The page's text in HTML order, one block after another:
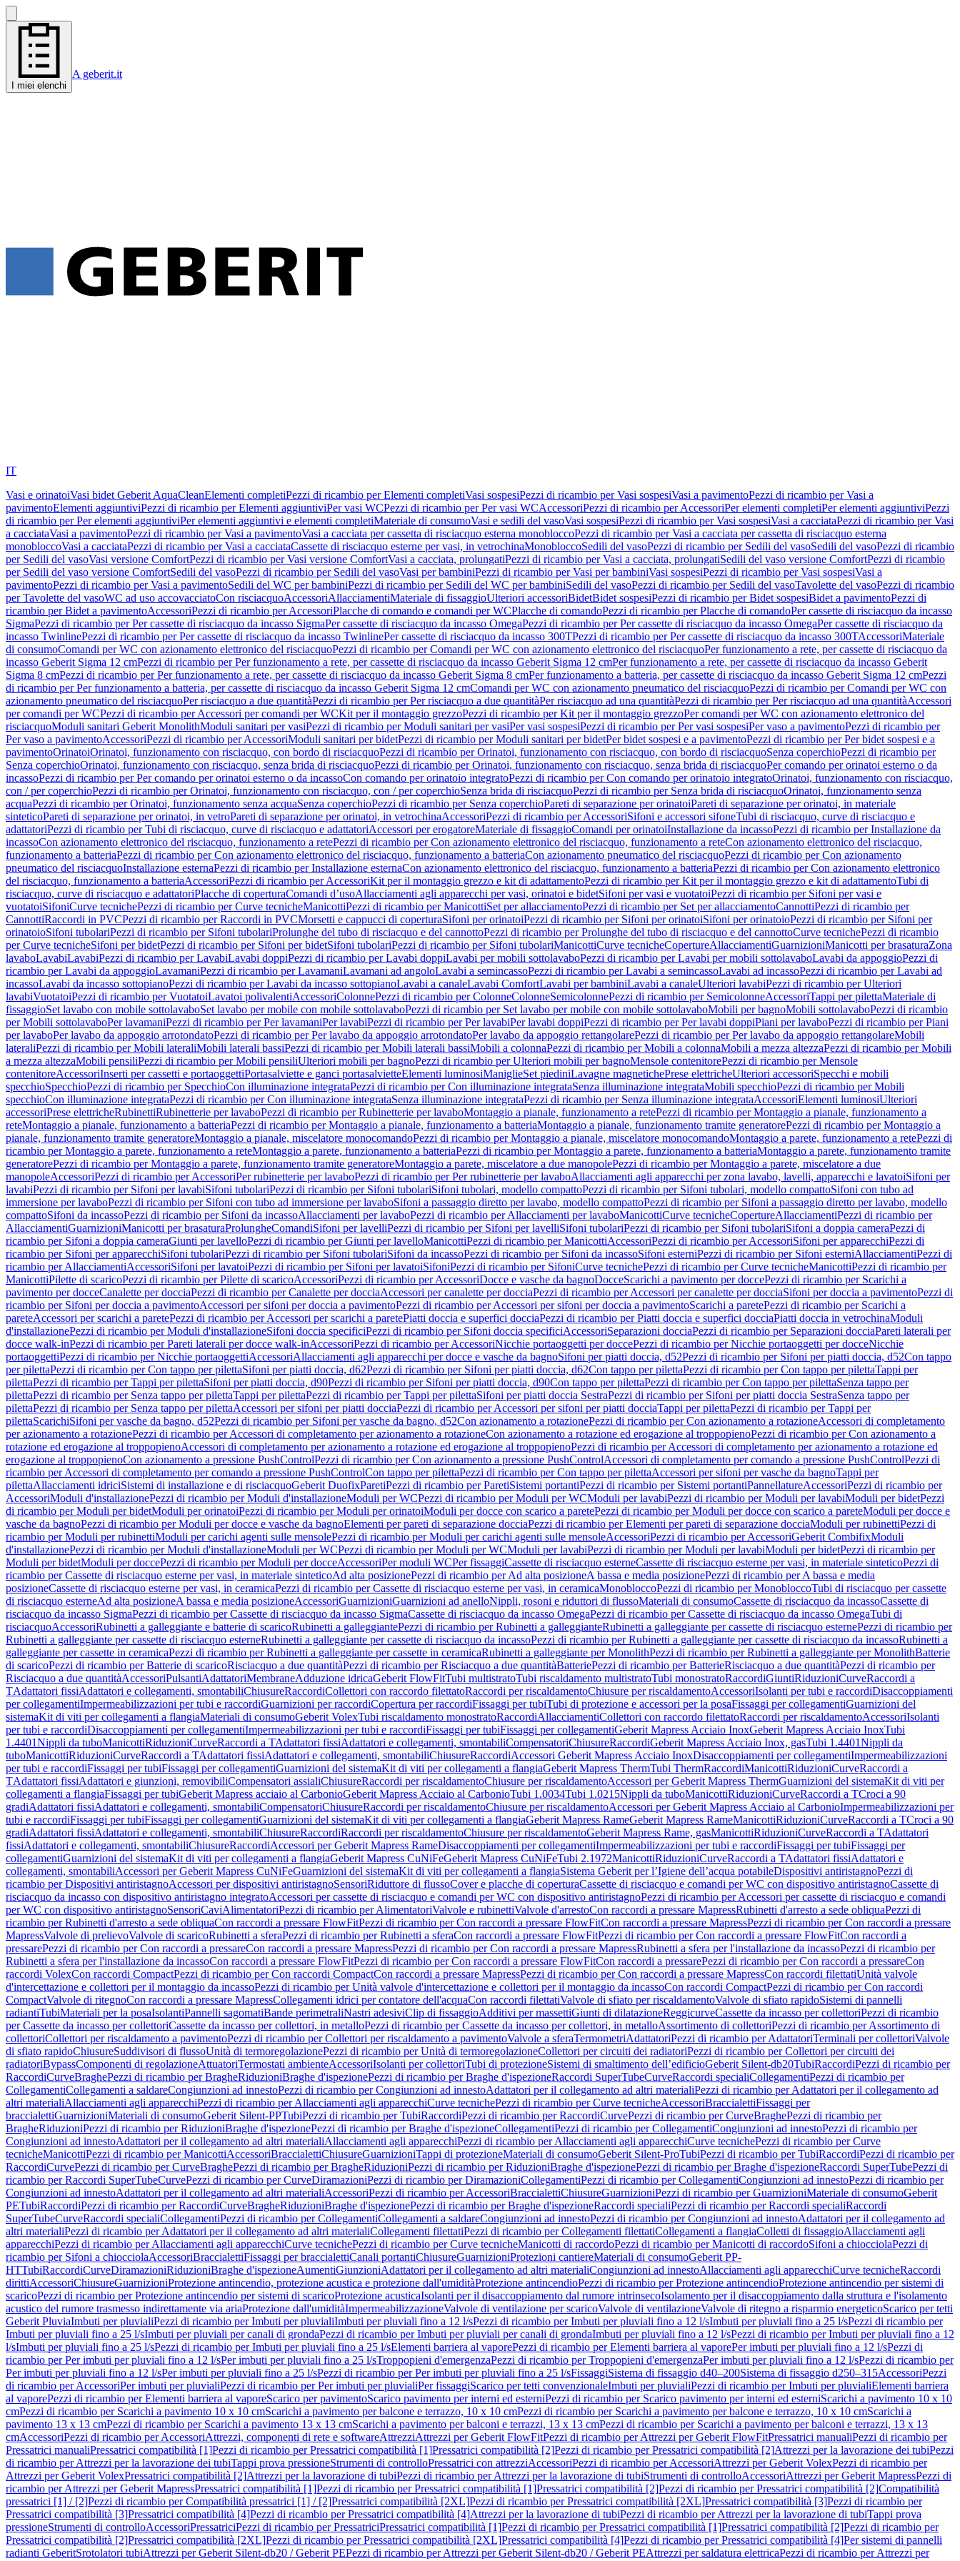
I miei elenchi
A geberit.it
IT
Vasi e orinatoiVasi bidet Geberit AquaCleanElementi completiPezzi di ricambio per Elementi completiVasi sospesiPezzi di ricambio per Vasi sospesiVasi a pavimentoPezzi di ricambio per Vasi a
pavimentoElementi aggiuntiviPezzi di ricambio per Elementi aggiuntiviPer vasi WCPezzi di ricambio per Per vasi WCAccessoriPezzi di ricambio per AccessoriPer elementi completiPer elementi aggiuntiviPezzi
di ricambio per Per elementi aggiuntiviPer elementi aggiuntivi e elementi completiMateriale di consumoVasi e sedili del vasoVasi sospesiPezzi di ricambio per Vasi sospesiVasi a cacciataPezzi di ricambio per Vasi
a cacciataVasi a pavimentoPezzi di ricambio per Vasi a pavimentoVasi a cacciata per cassetta di risciacquo esterna monobloccoPezzi di ricambio per Vasi a cacciata per cassetta di risciacquo esterna
monobloccoVasi a cacciataPezzi di ricambio per Vasi a cacciataCassette di risciacquo esterne per vasi, in vetrochinaMonobloccoSedili del vasoPezzi di ricambio per Sedili del vasoSedili del vasoPezzi di ricambio
per Sedili del vasoVasi versione ComfortPezzi di ricambio per Vasi versione ComfortVasi a cacciata, prolungatiPezzi di ricambio per Vasi a cacciata, prolungatiSedili del vaso versione ComfortPezzi di ricambio
per Sedili del vaso versione ComfortSedili del vasoPezzi di ricambio per Sedili del vasoVasi per bambiniPezzi di ricambio per Vasi per bambiniVasi sospesiPezzi di ricambio per Vasi sospesiVasi a
pavimentoPezzi di ricambio per Vasi a pavimentoSedili del WC per bambiniPezzi di ricambio per Sedili del WC per bambiniSedili del vasoPezzi di ricambio per Sedili del vasoTavolette del vasoPezzi di ricambio
per Tavolette del vasoWC ad uso accovacciatoCon risciacquoAccessoriAllacciamentiMateriale di fissaggioUlteriori accessoriBidetBidet sospesiPezzi di ricambio per Bidet sospesiBidet a pavimentoPezzi di
ricambio per Bidet a pavimentoAccessoriPezzi di ricambio per AccessoriPlacche di comando e comandi per WCPlacche di comandoPezzi di ricambio per Placche di comandoPer cassette di risciacquo da incasso
SigmaPezzi di ricambio per Per cassette di risciacquo da incasso SigmaPer cassette di risciacquo da incasso OmegaPezzi di ricambio per Per cassette di risciacquo da incasso OmegaPer cassette di risciacquo da
incasso TwinlinePezzi di ricambio per Per cassette di risciacquo da incasso TwinlinePer cassette di risciacquo da incasso 300TPezzi di ricambio per Per cassette di risciacquo da incasso 300TAccessoriMateriale
di consumoComandi per WC con azionamento elettronico del risciacquoPezzi di ricambio per Comandi per WC con azionamento elettronico del risciacquoPer funzionamento a rete, per cassette di risciacquo da
incasso Geberit Sigma 12 cmPezzi di ricambio per Per funzionamento a rete, per cassette di risciacquo da incasso Geberit Sigma 12 cmPer funzionamento a rete, per cassette di risciacquo da incasso Geberit
Sigma 8 cmPezzi di ricambio per Per funzionamento a rete, per cassette di risciacquo da incasso Geberit Sigma 8 cmPer funzionamento a batteria, per cassette di risciacquo da incasso Geberit Sigma 12 cmPezzi
di ricambio per Per funzionamento a batteria, per cassette di risciacquo da incasso Geberit Sigma 12 cmComandi per WC con azionamento pneumatico del risciacquoPezzi di ricambio per Comandi per WC con
azionamento pneumatico del risciacquoPer risciacquo a due quantitàPezzi di ricambio per Per risciacquo a due quantitàPer risciacquo ad una quantitàPezzi di ricambio per Per risciacquo ad una quantitàAccessori
per comandi per WCPezzi di ricambio per Accessori per comandi per WCKit per il montaggio grezzoPezzi di ricambio per Kit per il montaggio grezzoPer comandi per WC con azionamento elettronico del
risciacquoModuli sanitari Geberit MonolithModuli sanitari per vasiPezzi di ricambio per Moduli sanitari per vasiPer vasi sospesiPezzi di ricambio per Per vasi sospesiPer vaso a pavimentoPezzi di ricambio per
Per vaso a pavimentoAccessoriPezzi di ricambio per AccessoriModuli sanitari per bidetPezzi di ricambio per Moduli sanitari per bidetPer bidet sospesi e a pavimentoPezzi di ricambio per Per bidet sospesi e a
pavimentoOrinatoiOrinatoi, funzionamento con risciacquo, con bordo di risciacquoPezzi di ricambio per Orinatoi, funzionamento con risciacquo, con bordo di risciacquoSenza coperchioPezzi di ricambio per
Senza coperchioOrinatoi, funzionamento con risciacquo, senza brida di risciacquoPezzi di ricambio per Orinatoi, funzionamento con risciacquo, senza brida di risciacquoPer comando per orinatoi esterno o da
incassoPezzi di ricambio per Per comando per orinatoi esterno o da incassoCon comando per orinatoio integratoPezzi di ricambio per Con comando per orinatoio integratoOrinatoi, funzionamento con risciacquo,
con / per coperchioPezzi di ricambio per Orinatoi, funzionamento con risciacquo, con / per coperchioSenza brida di risciacquoPezzi di ricambio per Senza brida di risciacquoOrinatoi, funzionamento senza
acquaPezzi di ricambio per Orinatoi, funzionamento senza acquaSenza coperchioPezzi di ricambio per Senza coperchioPareti di separazione per orinatoiPareti di separazione per orinatoi, in materiale
sinteticoPareti di separazione per orinatoi, in vetroPareti di separazione per orinatoi, in vetrochinaAccessoriPezzi di ricambio per AccessoriSifoni e accessori sifoneTubi di risciacquo, curve di risciacquo e
adattatoriPezzi di ricambio per Tubi di risciacquo, curve di risciacquo e adattatoriAccessori per erogatoreMateriale di fissaggioComandi per orinatoiInstallazione da incassoPezzi di ricambio per Installazione da
incassoCon azionamento elettronico del risciacquo, funzionamento a retePezzi di ricambio per Con azionamento elettronico del risciacquo, funzionamento a reteCon azionamento elettronico del risciacquo,
funzionamento a batteriaPezzi di ricambio per Con azionamento elettronico del risciacquo, funzionamento a batteriaCon azionamento pneumatico del risciacquoPezzi di ricambio per Con azionamento
pneumatico del risciacquoInstallazione esternaPezzi di ricambio per Installazione esternaCon azionamento elettronico del risciacquo, funzionamento a batteriaPezzi di ricambio per Con azionamento elettronico
del risciacquo, funzionamento a batteriaAccessoriPezzi di ricambio per AccessoriKit per il montaggio grezzo e kit di adattamentoPezzi di ricambio per Kit per il montaggio grezzo e kit di adattamentoTubi di
risciacquo, curve di risciacquo e adattatoriPlacche di coperturaComandi d’usoAllacciamenti agli apparecchi per vasi, orinatoi e bidetSifoni per vasi e vuotatoiPezzi di ricambio per Sifoni per vasi e
vuotatoiSifoniCurve tecnichePezzi di ricambio per Curve tecnicheManicottiPezzi di ricambio per ManicottiSet per allacciamentoPezzi di ricambio per Set per allacciamentoCannottiPezzi di ricambio per
CannottiRaccordi in PVCPezzi di ricambio per Raccordi in PVCMorsetti e cappucci di coperturaSifoni per orinatoiPezzi di ricambio per Sifoni per orinatoiSifoni per orinatoioPezzi di ricambio per Sifoni per
orinatoioSifoni tubolariPezzi di ricambio per Sifoni tubolariProlunghe del tubo di risciacquo e del cannottoPezzi di ricambio per Prolunghe del tubo di risciacquo e del cannottoCurve tecnichePezzi di ricambio
per Curve tecnicheSifoni per bidetPezzi di ricambio per Sifoni per bidetSifoni tubolariPezzi di ricambio per Sifoni tubolariManicottiCurve tecnicheCopertureAllacciamentiGuarnizioniManicotti per brasaturaZona
lavaboLavabiLavabiPezzi di ricambio per LavabiLavabi doppiPezzi di ricambio per Lavabi doppiLavabi per mobili sottolavaboPezzi di ricambio per Lavabi per mobili sottolavaboLavabi da appoggioPezzi di
ricambio per Lavabi da appoggioLavamaniPezzi di ricambio per LavamaniLavamani ad angoloLavabi a semincassoPezzi di ricambio per Lavabi a semincassoLavabi ad incassoPezzi di ricambio per Lavabi ad
incassoLavabi da incasso sottopianoPezzi di ricambio per Lavabi da incasso sottopianoLavabi a canaleLavabi ComfortLavabi per bambiniLavabi a canaleUlteriori lavabiPezzi di ricambio per Ulteriori
lavabiVuotatoiPezzi di ricambio per VuotatoiLavatoi polivalentiAccessoriColonnePezzi di ricambio per ColonneColonneSemicolonnePezzi di ricambio per SemicolonneAccessoriTappi per pilettaMateriale di
fissaggioSet lavabo con mobile sottolavaboSet lavabo per mobile con mobile sottolavaboPezzi di ricambio per Set lavabo per mobile con mobile sottolavaboMobili per bagnoMobili sottolavaboPezzi di ricambio
per Mobili sottolavaboPer lavamaniPezzi di ricambio per Per lavamaniPer lavabiPezzi di ricambio per Per lavabiPer lavabi doppiPezzi di ricambio per Per lavabi doppiPiani per lavaboPezzi di ricambio per Piani
per lavaboPer lavabo da appoggio arrotondatoPezzi di ricambio per Per lavabo da appoggio arrotondatoPer lavabo da appoggio rettangolarePezzi di ricambio per Per lavabo da appoggio rettangolareMobili
lateraliPezzi di ricambio per Mobili lateraliMobili laterali bassiPezzi di ricambio per Mobili laterali bassiMobili a colonnaPezzi di ricambio per Mobili a colonnaMobili a mezza altezzaPezzi di ricambio per Mobili
a mezza altezzaMobili pensiliPezzi di ricambio per Mobili pensiliUlteriori mobili per bagnoPezzi di ricambio per Ulteriori mobili per bagnoMensole contenitorePezzi di ricambio per Mensole
contenitoreAccessoriInserti per cassetti e portaoggettiPortasalviette e ganci portasalvietteElementi luminosiManiglieSet piediniLavagne magnetichePrese elettricheUlteriori accessoriSpecchi e mobili
specchioSpecchioPezzi di ricambio per SpecchioCon illuminazione integrataPezzi di ricambio per Con illuminazione integrataSenza illuminazione integrataMobili specchioPezzi di ricambio per Mobili
specchioCon illuminazione integrataPezzi di ricambio per Con illuminazione integrataSenza illuminazione integrataPezzi di ricambio per Senza illuminazione integrataAccessoriElementi luminosiUlteriori
accessoriPrese elettricheRubinettiRubinetterie per lavaboPezzi di ricambio per Rubinetterie per lavaboMontaggio a pianale, funzionamento a retePezzi di ricambio per Montaggio a pianale, funzionamento a
reteMontaggio a pianale, funzionamento a batteriaPezzi di ricambio per Montaggio a pianale, funzionamento a batteriaMontaggio a pianale, funzionamento tramite generatorePezzi di ricambio per Montaggio a
pianale, funzionamento tramite generatoreMontaggio a pianale, miscelatore monocomandoPezzi di ricambio per Montaggio a pianale, miscelatore monocomandoMontaggio a parete, funzionamento a retePezzi di
ricambio per Montaggio a parete, funzionamento a reteMontaggio a parete, funzionamento a batteriaPezzi di ricambio per Montaggio a parete, funzionamento a batteriaMontaggio a parete, funzionamento tramite
generatorePezzi di ricambio per Montaggio a parete, funzionamento tramite generatoreMontaggio a parete, miscelatore a due manopolePezzi di ricambio per Montaggio a parete, miscelatore a due
manopoleAccessoriPezzi di ricambio per AccessoriPer rubinetterie per lavaboPezzi di ricambio per Per rubinetterie per lavaboAllacciamenti agli apparecchi per zona lavabo, lavelli, apparecchi e lavatoiSifoni per
lavabiPezzi di ricambio per Sifoni per lavabiSifoni tubolariPezzi di ricambio per Sifoni tubolariSifoni tubolari, modello compattoPezzi di ricambio per Sifoni tubolari, modello compattoSifoni con tubo ad
immersione per lavaboPezzi di ricambio per Sifoni con tubo ad immersione per lavaboSifoni a passaggio diretto per lavabo, modello compattoPezzi di ricambio per Sifoni a passaggio diretto per lavabo, modello
compattoSifoni da incassoPezzi di ricambio per Sifoni da incassoAllacciamenti per lavaboPezzi di ricambio per Allacciamenti per lavaboManicottiCurve tecnicheCopertureAllacciamentiPezzi di ricambio per
AllacciamentiGuarnizioniManicotti per brasaturaProlungheComandiSifoni per lavelliPezzi di ricambio per Sifoni per lavelliSifoni tubolariPezzi di ricambio per Sifoni tubolariSifoni a doppia cameraPezzi di
ricambio per Sifoni a doppia cameraGiunti per lavelloPezzi di ricambio per Giunti per lavelloManicottiPezzi di ricambio per ManicottiAccessoriPezzi di ricambio per AccessoriSifoni per apparecchiPezzi di
ricambio per Sifoni per apparecchiSifoni tubolariPezzi di ricambio per Sifoni tubolariSifoni da incassoPezzi di ricambio per Sifoni da incassoSifoni esterniPezzi di ricambio per Sifoni esterniAllacciamentiPezzi di
ricambio per AllacciamentiAccessoriSifoni per lavatoiPezzi di ricambio per Sifoni per lavatoiSifoniPezzi di ricambio per SifoniCurve tecnichePezzi di ricambio per Curve tecnicheManicottiPezzi di ricambio per
ManicottiPilette di scaricoPezzi di ricambio per Pilette di scaricoAccessoriPezzi di ricambio per AccessoriDocce e vasche da bagnoDocceScarichi a pavimento per doccePezzi di ricambio per Scarichi a
pavimento per docceCanalette per docciaPezzi di ricambio per Canalette per docciaAccessori per canalette per docciaPezzi di ricambio per Accessori per canalette per docciaSifoni per doccia a pavimentoPezzi di
ricambio per Sifoni per doccia a pavimentoAccessori per sifoni per doccia a pavimentoPezzi di ricambio per Accessori per sifoni per doccia a pavimentoScarichi a paretePezzi di ricambio per Scarichi a
pareteAccessori per scarichi a paretePezzi di ricambio per Accessori per scarichi a paretePiatti doccia e superfici docciaPezzi di ricambio per Piatti doccia e superfici docciaPiatti doccia in vetrochinaModuli
d'installazionePezzi di ricambio per Moduli d'installazioneSifoni doccia specificiPezzi di ricambio per Sifoni doccia specificiAccessoriSeparazioni docciaPezzi di ricambio per Separazioni docciaPareti laterali per
docce walk-inPezzi di ricambio per Pareti laterali per docce walk-inAccessoriPezzi di ricambio per AccessoriNicchie portaoggetti per doccePezzi di ricambio per Nicchie portaoggetti per docceNicchie
portaoggettiPezzi di ricambio per Nicchie portaoggettiAccessoriAllacciamenti agli apparecchi per docce e vasche da bagnoSifoni per piatti doccia, d52Pezzi di ricambio per Sifoni per piatti doccia, d52Con tappo
per pilettaPezzi di ricambio per Con tappo per pilettaSifoni per piatti doccia, d62Pezzi di ricambio per Sifoni per piatti doccia, d62Con tappo per pilettaPezzi di ricambio per Con tappo per pilettaTappi per
pilettaPezzi di ricambio per Tappi per pilettaSifoni per piatti doccia, d90Pezzi di ricambio per Sifoni per piatti doccia, d90Con tappo per pilettaPezzi di ricambio per Con tappo per pilettaSenza tappo per
pilettaPezzi di ricambio per Senza tappo per pilettaTappi per pilettaPezzi di ricambio per Tappi per pilettaSifoni per piatti doccia SestraPezzi di ricambio per Sifoni per piatti doccia SestraSenza tappo per
pilettaPezzi di ricambio per Senza tappo per pilettaAccessori per sifoni per piatti docciaPezzi di ricambio per Accessori per sifoni per piatti docciaTappi per pilettaPezzi di ricambio per Tappi per
pilettaScarichiSifoni per vasche da bagno, d52Pezzi di ricambio per Sifoni per vasche da bagno, d52Con azionamento a rotazionePezzi di ricambio per Con azionamento a rotazioneAccessori di completamento
per azionamento a rotazionePezzi di ricambio per Accessori di completamento per azionamento a rotazioneCon azionamento a rotazione ed erogazione al troppopienoPezzi di ricambio per Con azionamento a
rotazione ed erogazione al troppopienoAccessori di completamento per azionamento a rotazione ed erogazione al troppopienoPezzi di ricambio per Accessori di completamento per azionamento a rotazione ed
erogazione al troppopienoCon azionamento a pressione PushControlPezzi di ricambio per Con azionamento a pressione PushControlAccessori di completamento per comando a pressione PushControlPezzi di
ricambio per Accessori di completamento per comando a pressione PushControlCon tappo per pilettaPezzi di ricambio per Con tappo per pilettaAccessori per sifoni per vasche da bagnoTappi per
pilettaAllacciamenti idriciSistemi di installazione e di risciacquoGeberit DuofixParetiPezzi di ricambio per ParetiSistemi portantiPezzi di ricambio per Sistemi portantiPannellatureAccessoriPezzi di ricambio per
AccessoriModuli d'installazionePezzi di ricambio per Moduli d'installazioneModuli per WCPezzi di ricambio per Moduli per WCModuli per lavabiPezzi di ricambio per Moduli per lavabiModuli per bidetPezzi
di ricambio per Moduli per bidetModuli per orinatoiPezzi di ricambio per Moduli per orinatoiModuli per docce con scarico a paretePezzi di ricambio per Moduli per docce con scarico a pareteModuli per docce e
vasche da bagnoPezzi di ricambio per Moduli per docce e vasche da bagnoElementi per pareti di separazione docciaPezzi di ricambio per Elementi per pareti di separazione docciaModuli per rubinettiPezzi di
ricambio per Moduli per rubinettiModuli per carichi agenti sulle mensolePezzi di ricambio per Moduli per carichi agenti sulle mensoleAccessoriPezzi di ricambio per AccessoriGeberit CombifixModuli
d'installazionePezzi di ricambio per Moduli d'installazioneModuli per WCPezzi di ricambio per Moduli per WCModuli per lavabiPezzi di ricambio per Moduli per lavabiModuli per bidetPezzi di ricambio per
Moduli per bidetModuli per doccePezzi di ricambio per Moduli per docceAccessoriPer moduli WCPer fissaggiCassette di risciacquo esterneCassette di risciacquo esterne per vasi, in materiale sinteticoPezzi di
ricambio per Cassette di risciacquo esterne per vasi, in materiale sinteticoAd alta posizionePezzi di ricambio per Ad alta posizioneA bassa e media posizionePezzi di ricambio per A bassa e media
posizioneCassette di risciacquo esterne per vasi, in ceramicaPezzi di ricambio per Cassette di risciacquo esterne per vasi, in ceramicaMonobloccoPezzi di ricambio per MonobloccoTubi di risciacquo per cassette
di risciacquo esterneAd alta posizioneA bassa e media posizioneAccessoriGuarnizioniGuarnizioni ad anelloNippli, rosoni e riduttori di flussoMateriali di consumoCassette di risciacquo da incassoCassette di
risciacquo da incasso SigmaPezzi di ricambio per Cassette di risciacquo da incasso SigmaCassette di risciacquo da incasso OmegaPezzi di ricambio per Cassette di risciacquo da incasso OmegaTubi di
risciacquoAccessoriRubinetti a galleggiante e batterie di scaricoRubinetti a galleggiantePezzi di ricambio per Rubinetti a galleggianteRubinetti a galleggiante per cassette di risciacquo esternePezzi di ricambio per
Rubinetti a galleggiante per cassette di risciacquo esterneRubinetti a galleggiante per cassette di risciacquo da incassoPezzi di ricambio per Rubinetti a galleggiante per cassette di risciacquo da incassoRubinetti a
galleggiante per cassette in ceramicaPezzi di ricambio per Rubinetti a galleggiante per cassette in ceramicaRubinetti a galleggiante per MonolithPezzi di ricambio per Rubinetti a galleggiante per MonolithBatterie
di scaricoPezzi di ricambio per Batterie di scaricoRisciacquo a due quantitàPezzi di ricambio per Risciacquo a due quantitàBatteriePezzi di ricambio per BatterieRisciacquo a due quantitàPezzi di ricambio per
Risciacquo a due quantitàAccessoriPulsantiAdattatoriMembraneAdduzione idricaGeberit FlowFitTubi multistratoTubi riscaldamento multistratoTubi monostratoRaccordiGiuntiRiduzioniCurveRaccordi a
TAdattatori fissiAdattatori e collegamenti, smontabiliChiusureRaccordiCollettori con raccordo filettatoRaccordi per riscaldamentoChiusure per riscaldamentoAccessoriIsolanti per tubi e raccordiDisaccoppiamenti
per collegamentiImpermeabilizzazioni per tubi e raccordiGuarnizioni per raccordiCopertura per raccordiFissaggi per tubiTubi di protezione e accessori per la posaFissaggi per collegamentiGuarnizioni del
sistemaKit di viti per collegamenti a flangiaMateriali di consumoGeberit VolexTubi riscaldamento monostratoRaccordiAllacciamentiCollettori con raccordo filettatoRaccordi per riscaldamentoAccessoriIsolanti
per tubi e raccordiDisaccoppiamenti per collegamentiImpermeabilizzazioni per tubi e raccordiFissaggi per tubiFissaggi per collegamentiGeberit Mapress Acciaio InoxGeberit Mapress Acciaio InoxTubi
1.4401Nippli da tuboManicottiRiduzioniCurveRaccordi a TAdattatori fissiAdattatori e collegamenti, smontabiliCompensatoriChiusureRaccordiGeberit Mapress Acciaio Inox, gasTubi 1.4401Nippli da
tuboManicottiRiduzioniCurveRaccordi a TAdattatori fissiAdattatori e collegamenti, smontabiliChiusureRaccordiAccessori Geberit Mapress Acciaio InoxDisaccoppiamenti per collegamentiImpermeabilizzazioni
per tubi e raccordiFissaggi per tubiFissaggi per collegamentiGuarnizioni del sistemaKit di viti per collegamenti a flangiaGeberit Mapress ThermTubi ThermRaccordiManicottiRiduzioniCurveRaccordi a
TAdattatori fissiAdattatori e giunzioni, removibiliCompensatori assialiChiusureRaccordi per riscaldamentoChiusure per riscaldamentoAccessori per Geberit Mapress ThermGuarnizioni del sistemaKit di viti per
collegamenti a flangiaFissaggi per tubiGeberit Mapress acciaio al CarbonioGeberit Mapress Acciaio al CarbonioTubi 1.0034Tubi 1.0215Nippli da tuboManicottiRiduzioniCurveRaccordi a TCroci a 90
gradiAdattatori fissiAdattatori e collegamenti, smontabiliCompensatoriChiusureRaccordi per riscaldamentoChiusure per riscaldamentoAccessori per Geberit Mapress Acciaio al CarbonioImpermeabilizzazioni per
tubi e raccordiFissaggi per tubiFissaggi per collegamentiGuarnizioni del sistemaKit di viti per collegamenti a flangiaGeberit Mapress RameGeberit Mapress RameManicottiRiduzioniCurveRaccordi a TCroci a 90
gradiAdattatori fissiAdattatori e collegamenti, smontabiliChiusureRaccordiRaccordi per riscaldamentoChiusure per riscaldamentoGeberit Mapress Rame, gasManicottiRiduzioniCurveRaccordi a TAdattatori
fissiAdattatori e collegamenti, smontabiliChiusureRaccordiAccessori per Geberit Mapress RameDisaccoppiamenti per collegamentiImpermeabilizzazioni per tubi e raccordiFissaggi per tubiFissaggi per
collegamentiGuarnizioni del sistemaKit di viti per collegamenti a flangiaGeberit Mapress CuNiFeGeberit Mapress CuNiFeTubi 2.1972ManicottiRiduzioniCurveRaccordi a TAdattatori fissiAdattatori e
collegamenti, smontabiliAccessori per Geberit Mapress CuNiFeGuarnizioni del sistemaKit di viti per collegamenti a flangiaSistema Geberit per l’Igiene dell’acqua potabileDispositivi antiristagnoPezzi di
ricambio per Dispositivi antiristagnoAccessori per dispositivi antiristagnoSensoriRiduttore di flussoCover e placche di coperturaCassette di risciacquo e comandi per WC con dispositivo antiristagnoCassette di
risciacquo da incasso con dispositivo antiristagno integratoAccessori per cassette di risciacquo e comandi per WC con dispositivo antiristagnoPezzi di ricambio per Accessori per cassette di risciacquo e comandi
per WC con dispositivo antiristagnoSensoriCaviAlimentatoriPezzi di ricambio per AlimentatoriValvole e rubinettiValvole d'arrestoCon raccordi a pressare MapressRubinetti d'arresto a sede obliquaPezzi di
ricambio per Rubinetti d'arresto a sede obliquaCon raccordi a pressare FlowFitPezzi di ricambio per Con raccordi a pressare FlowFitCon raccordi a pressare MapressPezzi di ricambio per Con raccordi a pressare
MapressValvole di prelievoValvole di scaricoRubinetti a sferaPezzi di ricambio per Rubinetti a sferaCon raccordi a pressare FlowFitPezzi di ricambio per Con raccordi a pressare FlowFitCon raccordi a
pressarePezzi di ricambio per Con raccordi a pressareCon raccordi a pressare MapressPezzi di ricambio per Con raccordi a pressare MapressRubinetti a sfera per l'installazione da incassoPezzi di ricambio per
Rubinetti a sfera per l'installazione da incassoCon raccordi a pressare FlowFitPezzi di ricambio per Con raccordi a pressare FlowFitCon raccordi a pressarePezzi di ricambio per Con raccordi a pressareCon
raccordi VolexCon raccordi CompactPezzi di ricambio per Con raccordi CompactCon raccordi a pressare MapressPezzi di ricambio per Con raccordi a pressare MapressCon raccordi filettatiUnità valvole
d'intercettazione e collettori per il montaggio da incassoPezzi di ricambio per Unità valvole d'intercettazione e collettori per il montaggio da incassoCon raccordi CompactPezzi di ricambio per Con raccordi
CompactValvole di ritegnoCon raccordi a pressare MapressCollegamenti idrici per contatore dell'acquaCon raccordi filettatiValvole di sfiato per riscaldamentoValvole di sfiato rapidoSistemi di pannelli
radiantiTubiMateriali per la posaIsolantiPannelli sagomatiBande perimetraliNastri adesiviClip di fissaggioAdditivi per massettiGiunti di dilatazioneReggicurveCassette da incasso per collettoriPezzi di ricambio
per Cassette da incasso per collettoriCassette da incasso per collettori, in metalloPezzi di ricambio per Cassette da incasso per collettori, in metalloAssortimento di collettoriPezzi di ricambio per Assortimento di
collettoriCollettori per riscaldamento a pavimentoPezzi di ricambio per Collettori per riscaldamento a pavimentoValvole a sferaTermometriAdattatoriPezzi di ricambio per AdattatoriTerminali per collettoriValvole
di sfiato rapidoChiusureSuddivisori di flussoUnità di termoregolazionePezzi di ricambio per Unità di termoregolazioneCollettori per circuiti dei radiatoriPezzi di ricambio per Collettori per circuiti dei
radiatoriBypassComponenti di regolazioneAttuatoriTermostati ambienteAccessoriIsolanti per collettoriTubi di protezioneSistemi di smaltimento dell’edificioGeberit Silent-db20TubiRaccordiPezzi di ricambio per
RaccordiCurveBraghePezzi di ricambio per BragheRiduzioniBraghe d'ispezionePezzi di ricambio per Braghe d'ispezioneRaccordi SuperTubeCurveRaccordi specialiCollegamentiPezzi di ricambio per
CollegamentiCollegamenti a saldareCongiunzioni ad innestoPezzi di ricambio per Congiunzioni ad innestoAdattatori per il collegamento ad altri materialiPezzi di ricambio per Adattatori per il collegamento ad
altri materialiAllacciamenti agli apparecchiPezzi di ricambio per Allacciamenti agli apparecchiCurve tecnichePezzi di ricambio per Curve tecnicheAccessoriBraccialettiFissaggi per
braccialettiGuarnizioniMateriali di consumoGeberit Silent-PPTubiPezzi di ricambio per TubiRaccordiPezzi di ricambio per RaccordiCurvePezzi di ricambio per CurveBraghePezzi di ricambio per
BragheRiduzioniPezzi di ricambio per RiduzioniBraghe d'ispezionePezzi di ricambio per Braghe d'ispezioneCollegamentiPezzi di ricambio per CollegamentiCongiunzioni ad innestoPezzi di ricambio per
Congiunzioni ad innestoAdattatori per il collegamento ad altri materialiAllacciamenti agli apparecchiPezzi di ricambio per Allacciamenti agli apparecchiCurve tecnichePezzi di ricambio per Curve
tecnicheManicottiPezzi di ricambio per ManicottiAccessoriBraccialettiChiusureGuarnizioniTappi di protezioneMateriali di consumoGeberit Silent-ProTubiPezzi di ricambio per TubiRaccordiPezzi di ricambio per
RaccordiCurvePezzi di ricambio per CurveBraghePezzi di ricambio per BragheRiduzioniPezzi di ricambio per RiduzioniBraghe d'ispezionePezzi di ricambio per Braghe d'ispezioneRaccordi SuperTubePezzi di
ricambio per Raccordi SuperTubeCurvePezzi di ricambio per CurveDiramazioniPezzi di ricambio per DiramazioniCollegamentiPezzi di ricambio per CollegamentiCongiunzioni ad innestoPezzi di ricambio per
Congiunzioni ad innestoAdattatori per il collegamento ad altri materialiAccessoriPezzi di ricambio per AccessoriBraccialettiChiusureGuarnizioniPezzi di ricambio per GuarnizioniMateriale di consumoGeberit
PETubiRaccordiPezzi di ricambio per RaccordiCurveBragheRiduzioniBraghe d'ispezionePezzi di ricambio per Braghe d'ispezioneRaccordi specialiPezzi di ricambio per Raccordi specialiRaccordi
SuperTubeCurveRaccordi specialiCollegamentiPezzi di ricambio per CollegamentiCollegamenti a saldareCongiunzioni ad innestoPezzi di ricambio per Congiunzioni ad innestoAdattatori per il collegamento ad
altri materialiPezzi di ricambio per Adattatori per il collegamento ad altri materialiCollegamenti filettatiPezzi di ricambio per Collegamenti filettatiCollegamenti a flangiaColletti di fissaggioAllacciamenti agli
apparecchiPezzi di ricambio per Allacciamenti agli apparecchiCurve tecnichePezzi di ricambio per Curve tecnicheManicotti di raccordoPezzi di ricambio per Manicotti di raccordoSifoni a chiocciolaPezzi di
ricambio per Sifoni a chiocciolaAccessoriBraccialettiFissaggi per braccialettiCanali portantiChiusureGuarnizioniProtezioni cantiereMateriali di consumoGeberit PP-
HTTubiRaccordiCurveDiramazioniRiduzioniBraghe d'ispezioneAumentiGiunzioniAdattatori per il collegamento ad altri materialiCongiunzioni ad innestoAllacciamenti agli apparecchiCurve tecnicheRaccordi
dirittiAccessoriChiusureGuarnizioniProtezione antincendio, protezione acustica e protezione dall'umiditàProtezione antincendioPezzi di ricambio per Protezione antincendioProtezione antincendio per sistemi di
scaricoPezzi di ricambio per Protezione antincendio per sistemi di scaricoProtezione acusticaIsolanti per il disaccoppiamento dal rumore intrinsecoIsolamento per il disaccoppiamento dalla struttura e l'isolamento
acustico del rumore trasmesso indirettamente via ariaProtezione dall'umiditàImpermeabilizzazioneValvole di ventilazione per scaricoValvole di ventilazioneValvole di ritegno a risparmio energeticoScarico per tetti
Geberit PluviaImbuti per pluvialiPezzi di ricambio per Imbuti per pluvialiImbuti per pluviali fino a 12 l/sPezzi di ricambio per Imbuti per pluviali fino a 12 l/sImbuti per pluviali fino a 25 l/sPezzi di ricambio per
Imbuti per pluviali fino a 25 l/sImbuti per pluviali per canali di grondaPezzi di ricambio per Imbuti per pluviali per canali di grondaImbuti per pluviali fino a 12 l/sPezzi di ricambio per Imbuti per pluviali fino a 12
l/sImbuti per pluviali fino a 25 l/sPezzi di ricambio per Imbuti per pluviali fino a 25 l/sElementi barriera al vaporePezzi di ricambio per Elementi barriera al vaporePer imbuti per pluviali fino a 12 l/sPezzi di
ricambio per Per imbuti per pluviali fino a 12 l/sPer imbuti per pluviali fino a 25 l/sTroppopieni d'emergenzaPezzi di ricambio per Troppopieni d'emergenzaPer imbuti per pluviali fino a 12 l/sPezzi di ricambio per
Per imbuti per pluviali fino a 12 l/sPer imbuti per pluviali fino a 25 l/sPezzi di ricambio per Per imbuti per pluviali fino a 25 l/sFissaggiSistema di fissaggio d40–200Sistema di fissaggio d250–315AccessoriPezzi
di ricambio per AccessoriPer imbuti per pluvialiPezzi di ricambio per Per imbuti per pluvialiPer fissaggiScarico per tetti convenzionaleImbuti per pluvialiPezzi di ricambio per Imbuti per pluvialiElementi barriera
al vaporePezzi di ricambio per Elementi barriera al vaporeScarico per pavimentoScarico pavimento per interni ed esterniPezzi di ricambio per Scarico pavimento per interni ed esterniScarichi a pavimento 10 x 10
cmPezzi di ricambio per Scarichi a pavimento 10 x 10 cmScarichi a pavimento per balcone e terrazzo, 10 x 10 cmPezzi di ricambio per Scarichi a pavimento per balcone e terrazzo, 10 x 10 cmScarichi a
pavimento 13 x 13 cmPezzi di ricambio per Scarichi a pavimento 13 x 13 cmScarichi a pavimento per balconi e terrazzi, 13 x 13 cmPezzi di ricambio per Scarichi a pavimento per balconi e terrazzi, 13 x 13
cmAccessoriPezzi di ricambio per AccessoriAttrezzi, componenti di rete e softwareAttrezziAttrezzi per Geberit FlowFitPezzi di ricambio per Attrezzi per Geberit FlowFitPressatrici manualiPezzi di ricambio per
Pressatrici manualiPressatrici compatibilità [1]Pezzi di ricambio per Pressatrici compatibilità [1]Pressatrici compatibilità [2]Pezzi di ricambio per Pressatrici compatibilità [2]Attrezzi per la lavorazione dei tubiPezzi
di ricambio per Attrezzi per la lavorazione dei tubiTappi prova pressioneStrumenti di controlloPressatrici con attrezziAccessoriPezzi di ricambio per AccessoriAttrezzi per Geberit VolexPezzi di ricambio per
Attrezzi per Geberit VolexPressatrici compatibilità [2]Attrezzi per la lavorazione di tubiPezzi di ricambio per Attrezzi per la lavorazione di tubiStrumenti di controlloAccessoriAttrezzi per Geberit MapressPezzi di
ricambio per Attrezzi per Geberit MapressPressatrici compatibilità [1]Pezzi di ricambio per Pressatrici compatibilità [1]Pressatrici compatibilità [2]Pezzi di ricambio per Pressatrici compatibilità [2]Compatibilità
pressatrici [1] / [2]Pezzi di ricambio per Compatibilità pressatrici [1] / [2]Pressatrici compatibilità [2XL]Pezzi di ricambio per Pressatrici compatibilità [2XL]Pressatrici compatibilità [3]Pezzi di ricambio per
Pressatrici compatibilità [3]Pressatrici compatibilità [4]Pezzi di ricambio per Pressatrici compatibilità [4]Attrezzi per la lavorazione di tubiPezzi di ricambio per Attrezzi per la lavorazione di tubiTappi prova
pressioneStrumenti di controlloAccessoriPressatriciPezzi di ricambio per PressatriciPressatrici compatibilità [1]Pezzi di ricambio per Pressatrici compatibilità [1]Pressatrici compatibilità [2]Pezzi di ricambio per
Pressatrici compatibilità [2]Pressatrici compatibilità [2XL]Pezzi di ricambio per Pressatrici compatibilità [2XL]Pressatrici compatibilità [4]Pezzi di ricambio per Pressatrici compatibilità [4]Per sistemi di pannelli
radianti GeberitSrotolatori tubiAttrezzi per Geberit Silent-db20 / Geberit PEPezzi di ricambio per Attrezzi per Geberit Silent-db20 / Geberit PEAttrezzi per saldatura elettricaPezzi di ricambio per Attrezzi per